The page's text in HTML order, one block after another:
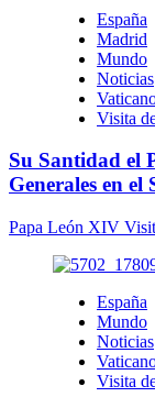
España
Madrid
Mundo
Noticias
Visita
Su Santidad el
Generales en el
Papa León XIV
España
Mundo
Noticias
Visita